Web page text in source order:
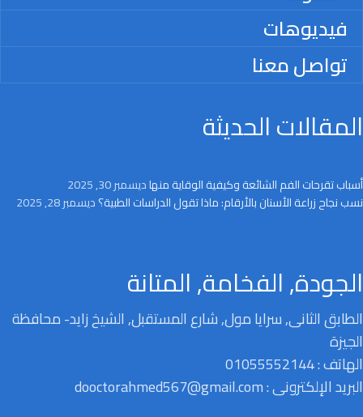
فيديوهات
تواصل معنا
المقالات الحديثة
أسباب تقرحات الفم الشائعة وكيفية الوقاية منهاديسمبر 30, 2025
نسب نجاح زراعة الأسنان بالأرقام: ماذا تقول الدراسات الطبية؟ديسمبر 28, 2025
الجودة, الفخامة, المتانة
الطابق الثانى, سرايا مول, شارع المستقبل, الشيخ زايد- محافظة
الجيزة
الهاتف : 01055552144
البريد الإلكترونى : dooctorahmed567@gmail.com